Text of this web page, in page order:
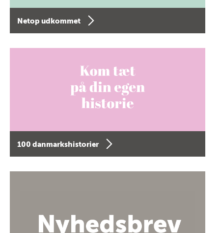
Netop udkommet
100 danmarkshistorier